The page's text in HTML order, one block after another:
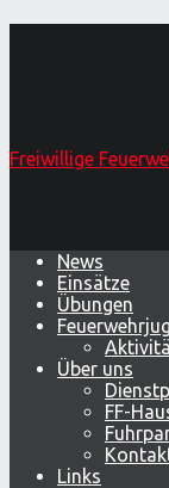
Freiwillige
News
Einsätze
Übungen
Über uns
FF-
Links